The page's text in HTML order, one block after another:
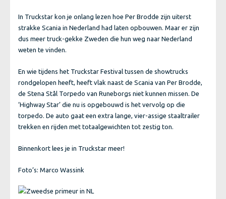
In Truckstar kon je onlang lezen hoe Per Brodde zijn uiterst
strakke Scania in Nederland had laten opbouwen. Maar er zijn
dus meer truck-gekke Zweden die hun weg naar Nederland
weten te vinden.
En wie tijdens het Truckstar Festival tussen de showtrucks
rondgelopen heeft, heeft vlak naast de Scania van Per Brodde,
de Stena Stål Torpedo van Runeborgs niet kunnen missen. De
‘Highway Star’ die nu is opgebouwd is het vervolg op die
torpedo. De auto gaat een extra lange, vier-assige staaltrailer
trekken en rijden met totaalgewichten tot zestig ton.
Binnenkort lees je in Truckstar meer!
Foto’s: Marco Wassink